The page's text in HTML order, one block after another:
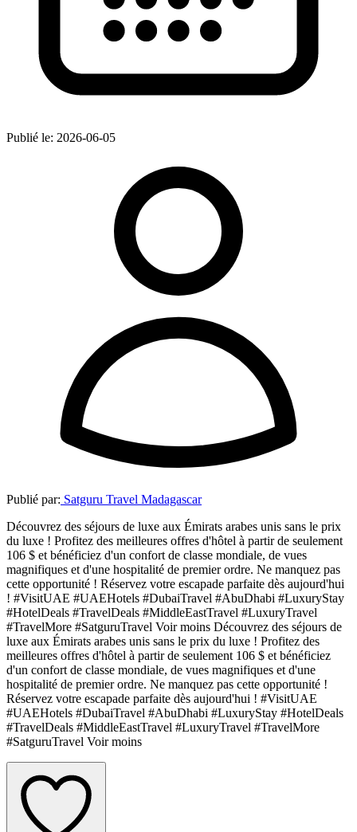
Publié le: 2026-06-05
Publié par: Satguru Travel Madagascar
Découvrez des séjours de luxe aux Émirats arabes unis sans le prix
du luxe ! Profitez des meilleures offres d'hôtel à partir de seulement
106 $ et bénéficiez d'un confort de classe mondiale, de vues
magnifiques et d'une hospitalité de premier ordre. Ne manquez pas
cette opportunité ! Réservez votre escapade parfaite dès aujourd'hui
! #VisitUAE #UAEHotels #DubaiTravel #AbuDhabi #LuxuryStay
#HotelDeals #TravelDeals #MiddleEastTravel #LuxuryTravel
#TravelMore #SatguruTravel Voir moins Découvrez des séjours de
luxe aux Émirats arabes unis sans le prix du luxe ! Profitez des
meilleures offres d'hôtel à partir de seulement 106 $ et bénéficiez
d'un confort de classe mondiale, de vues magnifiques et d'une
hospitalité de premier ordre. Ne manquez pas cette opportunité !
Réservez votre escapade parfaite dès aujourd'hui ! #VisitUAE
#UAEHotels #DubaiTravel #AbuDhabi #LuxuryStay #HotelDeals
#TravelDeals #MiddleEastTravel #LuxuryTravel #TravelMore
#SatguruTravel Voir moins